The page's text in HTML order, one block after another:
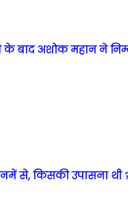
के बाद अशोक महान ने
से, किसकी उपासना थी